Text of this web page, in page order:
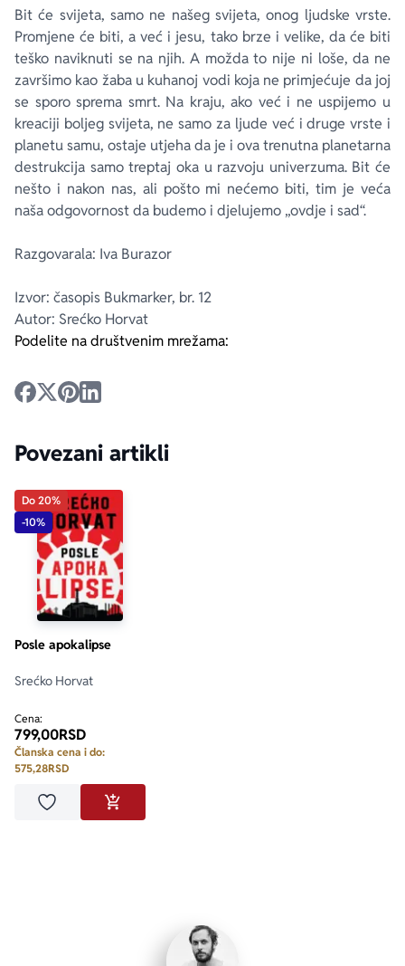
Bit će svijeta, samo ne našeg svijeta, onog ljudske vrste.
Promjene će biti, a već i jesu, tako brze i velike, da će biti
teško naviknuti se na njih. A možda to nije ni loše, da ne
završimo kao žaba u kuhanoj vodi koja ne primjećuje da joj
se sporo sprema smrt. Na kraju, ako već i ne uspijemo u
kreaciji boljeg svijeta, ne samo za ljude već i druge vrste i
planetu samu, ostaje utjeha da je i ova trenutna planetarna
destrukcija samo treptaj oka u razvoju univerzuma. Bit će
nešto i nakon nas, ali pošto mi nećemo biti, tim je veća
naša odgovornost da budemo i djelujemo „ovdje i sad“.
Razgovarala: Iva Burazor
Izvor: časopis Bukmarker, br. 12
Autor: Srećko Horvat
Podelite na društvenim mrežama:
Povezani artikli
Do 20%
-10%
Posle apokalipse
Srećko Horvat
Cena:
799,00RSD
Članska cena i do:
575,28RSD
Dodaj u omiljeneDODAJ U KORPU